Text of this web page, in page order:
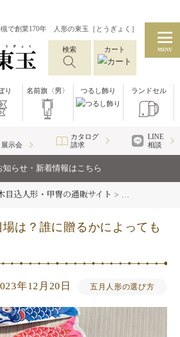
で創業170年 人形の東玉［とうぎょく］
検索 カート MENU
り 名前旗〈男〉 つるし飾り ランドセル
展示会
カタログ
請求
LINE
相談
知らせ・新着情報はこちら
目込人形・甲冑の通販サイト > 五月人形コラム
は？誰に贈るかによっても
年12月20日 五月人形の選び方